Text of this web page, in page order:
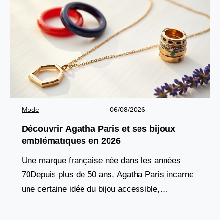
Mode 06/08/2026
Découvrir Agatha Paris et ses bijoux
emblématiques en 2026
Une marque française née dans les années
70Depuis plus de 50 ans, Agatha Paris incarne
une certaine idée du bijou accessible,